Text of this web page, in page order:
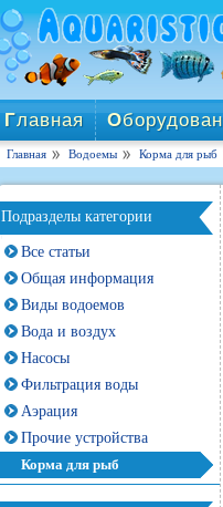
Главная О
Главная Водоемы Корма для рыб
Подразделы категории
Все статьи
Общая информация
Виды водоемов
Вода и воздух
Насосы
Фильтрация воды
Аэрация
Прочие устройства
Корма для рыб